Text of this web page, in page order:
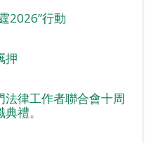
2026”行動
押
律工作者聯合會十周
禮。